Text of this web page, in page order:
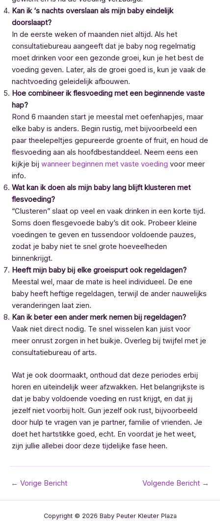
Kan ik ‘s nachts overslaan als mijn baby eindelijk
doorslaapt?
In de eerste weken of maanden niet altijd. Als het
consultatiebureau aangeeft dat je baby nog regelmatig
moet drinken voor een gezonde groei, kun je het best de
voeding geven. Later, als de groei goed is, kun je vaak de
nachtvoeding geleidelijk afbouwen.
Hoe combineer ik flesvoeding met een beginnende vaste
hap?
Rond 6 maanden start je meestal met oefenhapjes, maar
elke baby is anders. Begin rustig, met bijvoorbeeld een
paar theelepeltjes gepureerde groente of fruit, en houd de
flesvoeding aan als hoofdbestanddeel. Neem eens een
kijkje bij wanneer beginnen met vaste voeding voor meer
info.
Wat kan ik doen als mijn baby lang blijft klusteren met
flesvoeding?
“Clusteren” slaat op veel en vaak drinken in een korte tijd.
Soms doen flesgevoede baby’s dit ook. Probeer kleine
voedingen te geven en tussendoor voldoende pauzes,
zodat je baby niet te snel grote hoeveelheden
binnenkrijgt.
Heeft mijn baby bij elke groeispurt ook regeldagen?
Meestal wel, maar de mate is heel individueel. De ene
baby heeft heftige regeldagen, terwijl de ander nauwelijks
veranderingen laat zien.
Kan ik beter een ander merk nemen bij regeldagen?
Vaak niet direct nodig. Te snel wisselen kan juist voor
meer onrust zorgen in het buikje. Overleg bij twijfel met je
consultatiebureau of arts.
Wat je ook doormaakt, onthoud dat deze periodes erbij
horen en uiteindelijk weer afzwakken. Het belangrijkste is
dat je baby voldoende voeding en rust krijgt, en dat jij
jezelf niet voorbij holt. Gun jezelf ook rust, bijvoorbeeld
door hulp te vragen van je partner, familie of vrienden. Je
doet het hartstikke goed, echt. En voordat je het weet,
zijn jullie allebei door deze tijdelijke fase heen.
Bericht
← Vorige Bericht Volgende Bericht →
Copyright © 2026 Baby Peuter Kleuter Plaza